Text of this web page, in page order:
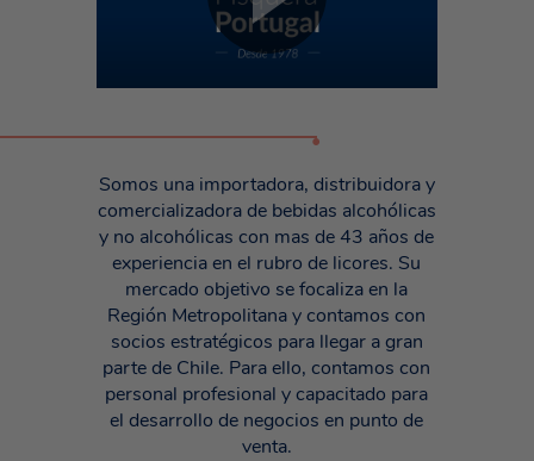
•
Somos una importadora, distribuidora y
comercializadora de bebidas alcohólicas
y no alcohólicas con mas de 43 años de
experiencia en el rubro de licores. Su
mercado objetivo se focaliza en la
Región Metropolitana y contamos con
socios estratégicos para llegar a gran
parte de Chile. Para ello, contamos con
personal profesional y capacitado para
el desarrollo de negocios en punto de
venta.